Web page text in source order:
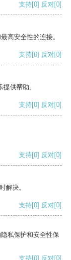
支持[0] 反对[0]
高安全性的连接。
支持[0] 反对[0]
供帮助。
支持[0] 反对[0]
支持[0] 反对[0]
解决。
支持[0] 反对[0]
私保护和安全性保
支持[0] 反对[0]